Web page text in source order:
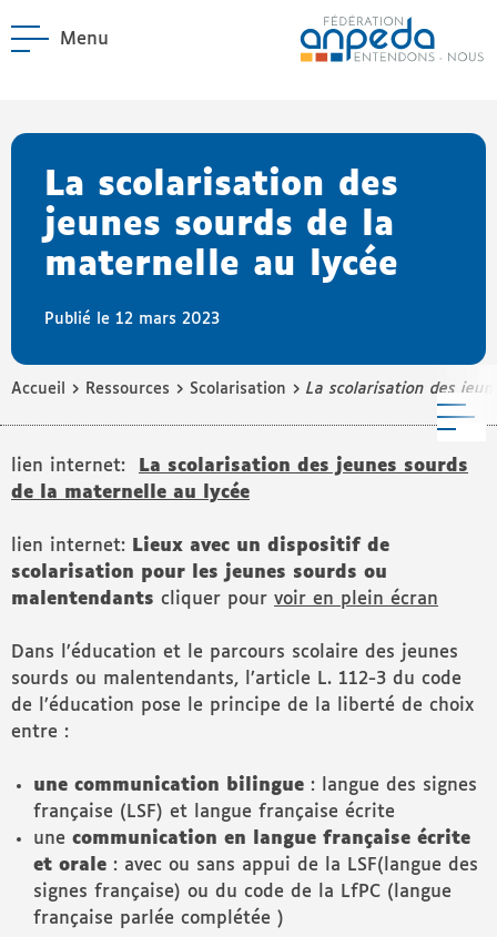
Menu
La scolarisation des
jeunes sourds de la
maternelle au lycée
Publié le 12 mars 2023
Accueil › Ressources › Scolarisation › La scolarisation des
lien internet:
La scolarisation des jeunes sourds
de la maternelle au lycée
lien internet: Lieux avec un dispositif de
scolarisation pour les jeunes sourds ou
malentendants cliquer pour voir en plein écran
Dans l’éducation et le parcours scolaire des jeunes
sourds ou malentendants, l’article L. 112-3 du code
de l’éducation pose le principe de la liberté de choix
entre :
une communication bilingue : langue des signes
française (LSF) et langue française écrite
une communication en langue française écrite
et orale : avec ou sans appui de la LSF(langue des
signes française) ou du code de la LfPC (langue
française parlée complétée )